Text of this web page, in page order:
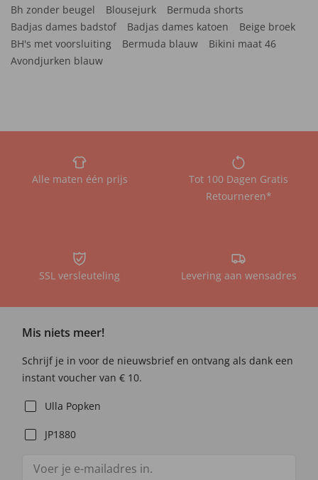
Bh zonder beugel Blousejurk
Bermuda shorts
Badjas dames badstof
Badjas dames katoen
Beige broek
BH's met voorsluiting
Bermuda blauw
Bikini maat 46
Avondjurken blauw
Alle maten één prijs
Tot 100 Dagen Gratis
Retourneren*
SSL versleuteling Levering aan wensadres
Mis niets meer!
Schrijf je in voor de nieuwsbrief en ontvang als dank een
instant voucher van € 10.
Ulla Popken
JP1880